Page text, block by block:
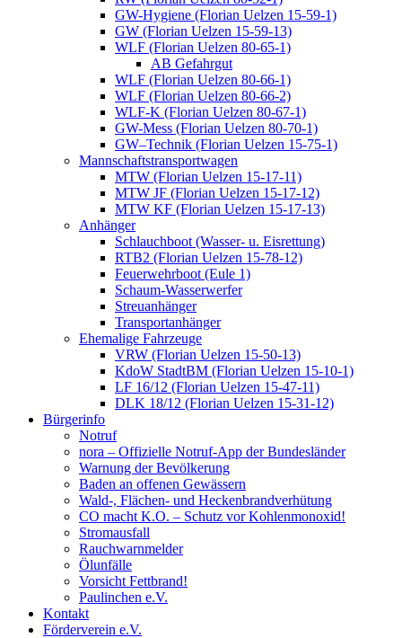
GW-Hygiene (Florian Uelzen 15-59-1)
GW (Florian Uelzen 15-59-13)
WLF (Florian Uelzen 80-65-1)
AB Gefahrgut
WLF (Florian Uelzen 80-66-1)
WLF (Florian Uelzen 80-66-2)
WLF-K (Florian Uelzen 80-67-1)
GW-Mess (Florian Uelzen 80-70-1)
GW–Technik (Florian Uelzen 15-75-1)
Mannschaftstransportwagen
MTW (Florian Uelzen 15-17-11)
MTW JF (Florian Uelzen 15-17-12)
MTW KF (Florian Uelzen 15-17-13)
Anhänger
Schlauchboot (Wasser- u. Eisrettung)
RTB2 (Florian Uelzen 15-78-12)
Feuerwehrboot (Eule 1)
Schaum-Wasserwerfer
Streuanhänger
Transportanhänger
Ehemalige Fahrzeuge
VRW (Florian Uelzen 15-50-13)
KdoW StadtBM (Florian Uelzen 15-10-1)
LF 16/12 (Florian Uelzen 15-47-11)
DLK 18/12 (Florian Uelzen 15-31-12)
Bürgerinfo
Notruf
nora – Offizielle Notruf-App der Bundesländer
Warnung der Bevölkerung
Baden an offenen Gewässern
Wald-, Flächen- und Heckenbrandverhütung
CO macht K.O. – Schutz vor Kohlenmonoxid!
Stromausfall
Rauchwarnmelder
Ölunfälle
Vorsicht Fettbrand!
Paulinchen e.V.
Kontakt
Förderverein e.V.